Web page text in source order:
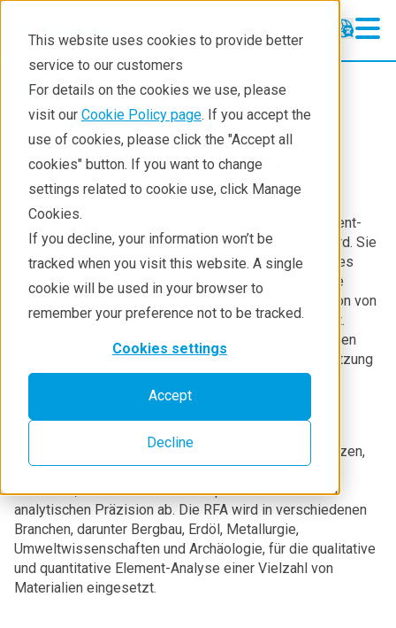
This website uses cookies to provide better
service to our customers
For details on the cookies we use, please
visit our Cookie Policy page. If you accept the
use of cookies, please click the "Accept all
cookies" button. If you want to change
settings related to cookie use, click Manage
Cookies.
If you decline, your information won’t be
tracked when you visit this website. A single
cookie will be used in your browser to
remember your preference not to be tracked.
Cookies settings
Accept
Decline
Products
RFA-Spektrometer
Analyseverfahren, das für die zerstörungsfreie Element-
Analyse einer Vielzahl von Materialien eingesetzt wird. Sie
beruht auf dem Prinzip, dass bei der Bestrahlung eines
Materials mit hochenergetischen Röntgenstrahlen die
Atome im Material angeregt werden, was zur Emission von
charakteristischer Röntgenfluoreszenzstrahlung führt.
Durch den Nachweis und die Analyse dieser emittierten
Röntgenstrahlung kann die elementare Zusammensetzung
der Probe bestimmt werden.
Rigaku bietet verschiedene
Spektrometertyp hat seine eigenen Stärken und Grenzen,
und die Wahl des Geräts hängt von Faktoren wie der
Probenart, der erforderlichen Empfindlichkeit und der
analytischen Präzision ab. Die RFA wird in verschiedenen
Branchen, darunter Bergbau, Erdöl, Metallurgie,
Umweltwissenschaften und Archäologie, für die qualitative
und quantitative Element-Analyse einer Vielzahl von
Materialien eingesetzt.